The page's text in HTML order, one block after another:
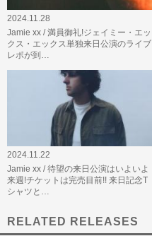
2024.11.28
Jamie xx / 満員御礼!ジェイミー・エッ
クス・エックス単独来日公演のライブ
レポが到…
2024.11.22
Jamie xx / 待望の来日公演はいよいよ
来週!チケットは完売目前!! 来日記念T
シャツと…
RELATED RELEASES